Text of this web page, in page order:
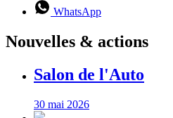
WhatsApp
Nouvelles & actions
Salon de l'Auto
30 mai 2026